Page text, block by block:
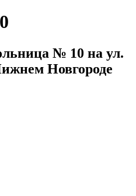
№ 10 на ул.
Новгороде